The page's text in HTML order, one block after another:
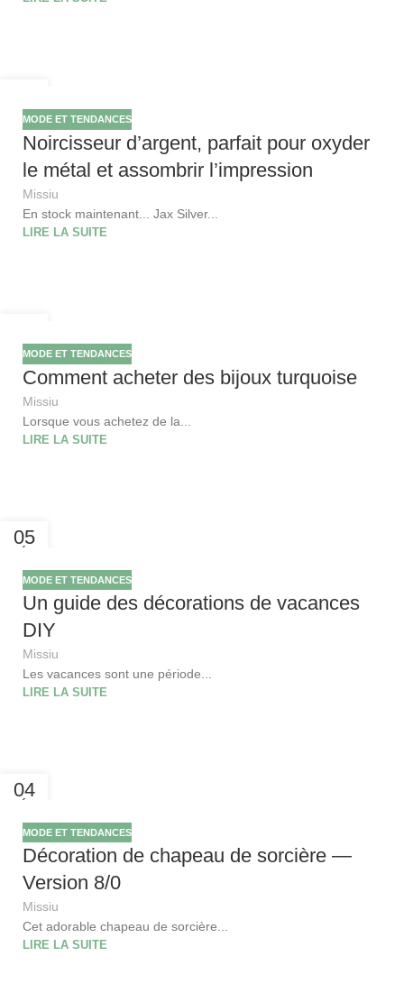
FÉV
MODE ET TENDANCES
Noircisseur d’argent, parfait pour oxyder
le métal et assombrir l’impression
Missiu
En stock maintenant... Jax Silver...
LIRE LA SUITE
FÉV
MODE ET TENDANCES
Comment acheter des bijoux turquoise
Missiu
Lorsque vous achetez de la...
LIRE LA SUITE
05
MODE ET TENDANCES
Un guide des décorations de vacances
DIY
Missiu
Les vacances sont une période...
LIRE LA SUITE
04
MODE ET TENDANCES
Décoration de chapeau de sorcière —
Version 8/0
Missiu
Cet adorable chapeau de sorcière...
LIRE LA SUITE